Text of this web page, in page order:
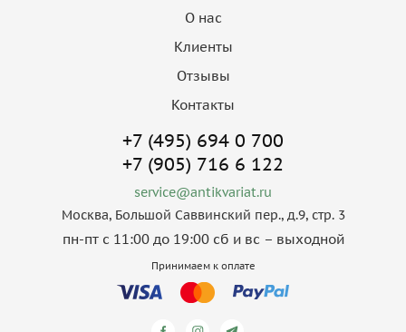
О нас
Клиенты
Отзывы
Контакты
+7 (495) 694 0 700
+7 (905) 716 6 122
service@antikvariat.ru
Москва, Большой Саввинский пер., д.9, стр. 3
пн-пт с 11:00 до 19:00 сб и вс – выходной
Принимаем к оплате